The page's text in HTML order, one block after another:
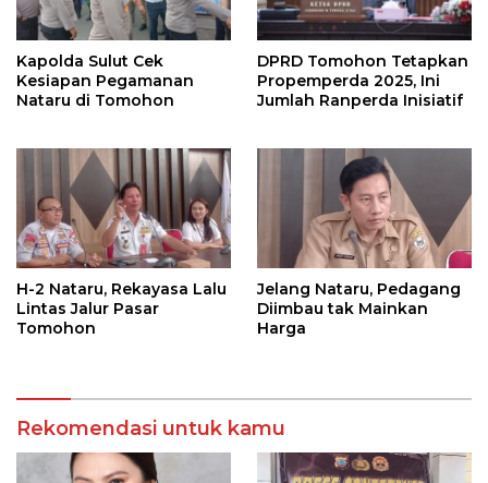
Kapolda Sulut Cek
Kesiapan Pegamanan
Nataru di Tomohon
DPRD Tomohon Tetapkan
Propemperda 2025, Ini
Jumlah Ranperda Inisiatif
H-2 Nataru, Rekayasa Lalu
Lintas Jalur Pasar
Tomohon
Jelang Nataru, Pedagang
Diimbau tak Mainkan
Harga
Rekomendasi untuk kamu